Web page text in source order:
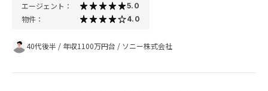
エージェント： 5.0
物件： 4.0
40代後半 / 年収1100万円台 / ソニー株式会社